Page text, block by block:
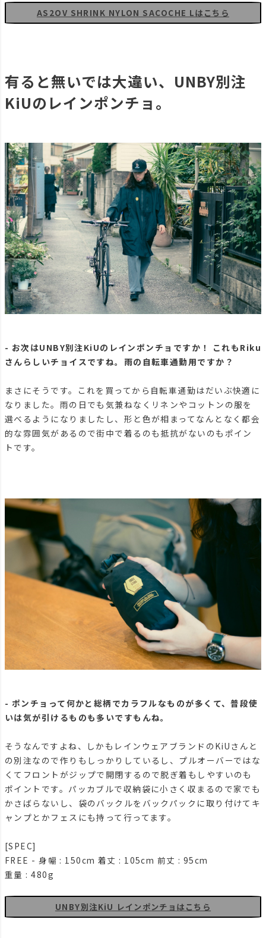
AS2OV SHRINK NYLON SACOCHE Lはこちら
有ると無いでは大違い、UNBY別注
KiUのレインポンチョ。
- お次はUNBY別注KiUのレインポンチョですか！ これもRiku
さんらしいチョイスですね。雨の自転車通勤用ですか？
まさにそうです。これを買ってから自転車通勤はだいぶ快適に
なりました。雨の日でも気兼ねなくリネンやコットンの服を
選べるようになりましたし、形と色が相まってなんとなく都会
的な雰囲気があるので街中で着るのも抵抗がないのもポイン
トです。
- ポンチョって何かと総柄でカラフルなものが多くて、普段使
いは気が引けるものも多いですもんね。
そうなんですよね、しかもレインウェアブランドのKiUさんと
の別注なので作りもしっかりしているし、プルオーバーではな
くてフロントがジップで開閉するので脱ぎ着もしやすいのも
ポイントです。パッカブルで収納袋に小さく収まるので家でも
かさばらないし、袋のバックルをバックパックに取り付けてキ
ャンプとかフェスにも持って行ってます。
[SPEC]
FREE - 身幅 : 150cm 着丈 : 105cm 前丈 : 95cm
重量 : 480g
UNBY別注KiU レインポンチョはこちら